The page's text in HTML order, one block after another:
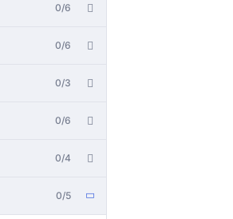
0/6
0/6
0/3
0/6
0/4
0/5